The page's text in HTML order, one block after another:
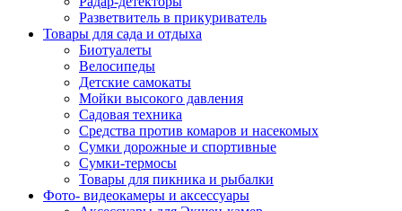
Разветвитель в прикуриватель
Товары для сада и отдыха
Биотуалеты
Велосипеды
Детские самокаты
Мойки высокого давления
Садовая техника
Средства против комаров и насекомых
Сумки дорожные и спортивные
Сумки-термосы
Товары для пикника и рыбалки
Фото- видеокамеры и аксессуары